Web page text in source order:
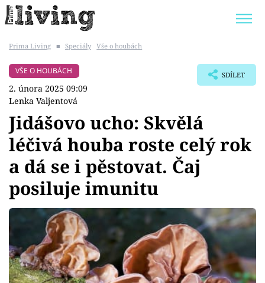
BYDLENÍ SLAVNÝCH
Témata
Bydlení
Zahrada
Design
Sledujte prima+
Prima Living ■ Speciály Vše o houbách
VŠE O HOUBÁCH
2. února 2025 09:09
Lenka Valjentová
SDÍLET
Jidášovo ucho: Skvělá
léčivá houba roste celý rok
a dá se i pěstovat. Čaj
posiluje imunitu